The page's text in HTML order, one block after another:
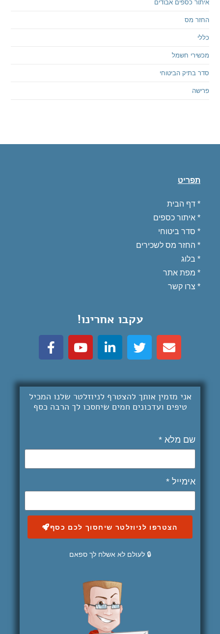
איתור כספים אבודים
החזר מס
כללי
מכשירי חשמל
סדר בתיק הביטוחי
פרישה
תפריט
* דף הבית
* איתור כספים
* סדר ביטוחי
* החזר מס לשכירים
* בלוג
* מפת אתר
* צרו קשר
עקבו אחרינו!
אני מזמין אותך להצטרף לניוזלטר שלנו המכיל
טיפים ועדכונים חמים שיחסכו לך הרבה כסף
שם מלא *
אימייל *
הצטרפו לניוזלטר שיחסוך לכם כסף
🔒 לעולם לא אשלח לך ספאם